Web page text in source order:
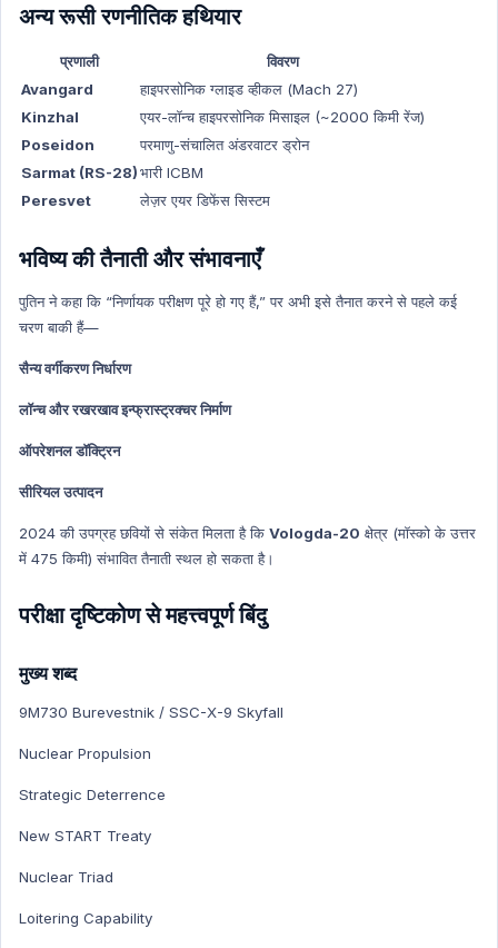
अन्य रूसी रणनीतिक हथियार
प्रणाली
विवरण
Avangard
हाइपरसोनिक ग्लाइड व्हीकल (Mach 27)
Kinzhal
एयर-लॉन्च हाइपरसोनिक मिसाइल (~2000 किमी रेंज)
Poseidon
परमाणु-संचालित अंडरवाटर ड्रोन
Sarmat (RS-28)भारी ICBM
Peresvet
लेज़र एयर डिफेंस सिस्टम
भविष्य की तैनाती और संभावनाएँ
पुतिन ने कहा कि “निर्णायक परीक्षण पूरे हो गए हैं,” पर अभी इसे तैनात करने से पहले कई
चरण बाकी हैं—
सैन्य वर्गीकरण निर्धारण
लॉन्च और रखरखाव इन्फ्रास्ट्रक्चर निर्माण
ऑपरेशनल डॉक्ट्रिन
सीरियल उत्पादन
2024 की उपग्रह छवियों से संकेत मिलता है कि Vologda-20 क्षेत्र (मॉस्को के उत्तर
में 475 किमी) संभावित तैनाती स्थल हो सकता है।
परीक्षा दृष्टिकोण से महत्त्वपूर्ण बिंदु
मुख्य शब्द
9M730 Burevestnik / SSC-X-9 Skyfall
Nuclear Propulsion
Strategic Deterrence
New START Treaty
Nuclear Triad
Loitering Capability